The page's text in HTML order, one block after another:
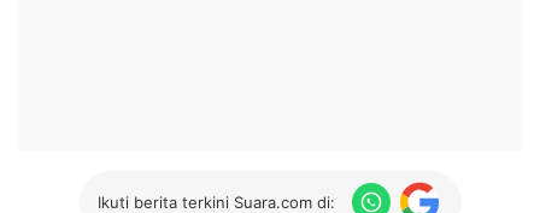
Ikuti berita terkini Suara.com di: